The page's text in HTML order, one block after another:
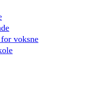
voksne